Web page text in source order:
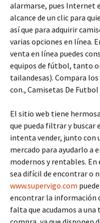
alarmarse, pues Internet
alcance de un clic para
así que para adquirir
varias opciones en línea.
venta en línea puedes
equipos de fútbol, tanto
tailandesas). Compara
con., Camisetas De
El sitio web tiene
que pueda filtrar y buscar
intenta vender, junto con
mercado para ayudarlo a
modernos y rentables.
sea difícil de encontrar o
www.supervigo.com
encontrar la información
falta que acudamos a